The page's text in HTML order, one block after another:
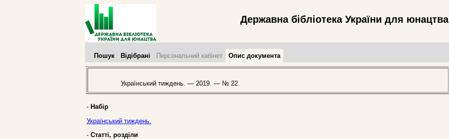
Державна бібліотека України для юнацтва
Пошук Відібрані Персональний кабінет Опис документа
Український тиждень. — 2019. — № 22.
- Набір
Український тиждень.
- Статті, розділи